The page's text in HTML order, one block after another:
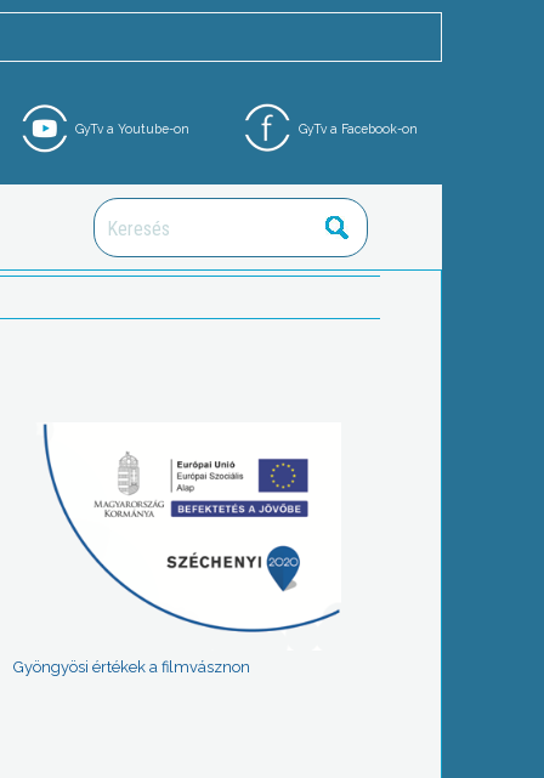
GyTv a Facebook-on
GyTv a Youtube-on
Gyöngyösi értékek a filmvásznon